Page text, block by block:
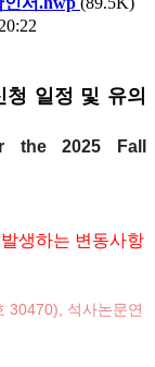
청 일정 및 유의
the 2025 Fall
생하는 변동사항
30470), 석사논문연